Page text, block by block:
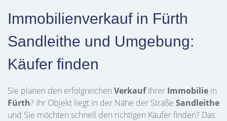
Immobilienverkauf in Fürth
Sandleithe und Umgebung:
Käufer finden
Sie planen den erfolgreichen VerkaufIhrer Immobilie in
Fürth? Ihr Objekt liegt in der Nähe der Straße Sandleithe
und Sie möchten schnell den richtigen Käufer finden? Das